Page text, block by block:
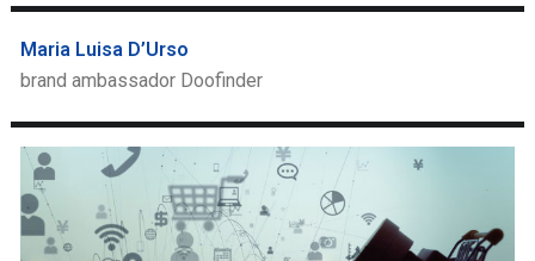
Maria Luisa D’Urso
brand ambassador Doofinder